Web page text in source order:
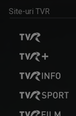
CĂLĂTORIE CU
O călătorie culinară
Site-uri TVR